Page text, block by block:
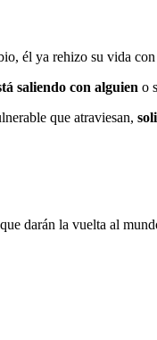
él ya rehizo su vida con
saliendo con alguien o
que atraviesan,
darán la vuelta al